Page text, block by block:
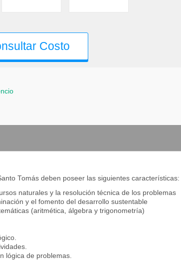
Costo
Tomás deben poseer las siguientes características:
naturales y la resolución técnica de los problemas
y el fomento del desarrollo sustentable
(aritmética, álgebra y trigonometría)
lógica de problemas.